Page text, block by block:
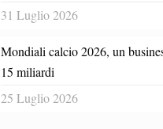
31 Luglio 2026
Mondiali calcio 2026, un
15 miliardi
25 Luglio 2026